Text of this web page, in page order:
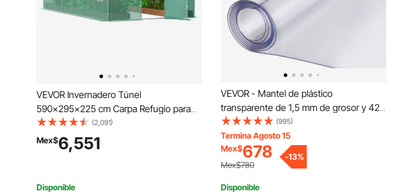
VEVOR Invernadero Túnel
590x295x225 cm Carpa Refugio para
Plantas con Estructura de Acero
Galvanizado Cubierta de PE Verde
Puerta Enrollable con Cremallera 8
(2,091)
Mex$6,551
Disponible
VEVOR - Mantel de plástico
transparente de 1,5 mm de grosor y 42
x 96 pulgadas, rectangular, de PVC,
impermeable y fácil de limpiar, para
oficina, tocador, comedor, mesa de
noche
(995)
Termina Agosto 15
Mex$678
Mex$780
-13%
Disponible